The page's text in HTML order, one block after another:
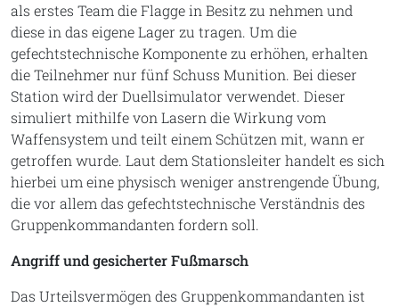
als erstes Team die Flagge in Besitz zu nehmen und
diese in das eigene Lager zu tragen. Um die
gefechtstechnische Komponente zu erhöhen, erhalten
die Teilnehmer nur fünf Schuss Munition. Bei dieser
Station wird der Duellsimulator verwendet. Dieser
simuliert mithilfe von Lasern die Wirkung vom
Waffensystem und teilt einem Schützen mit, wann er
getroffen wurde. Laut dem Stationsleiter handelt es sich
hierbei um eine physisch weniger anstrengende Übung,
die vor allem das gefechtstechnische Verständnis des
Gruppenkommandanten fordern soll.
Angriff und gesicherter Fußmarsch
Das Urteilsvermögen des Gruppenkommandanten ist